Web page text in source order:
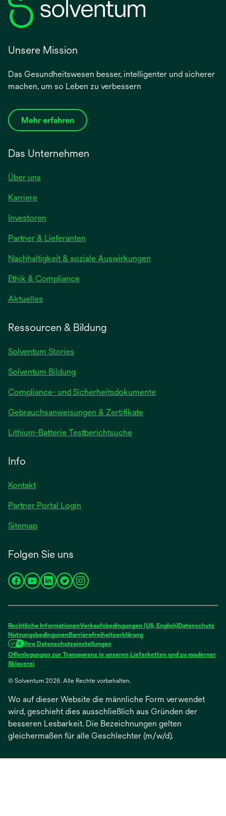
Unsere Mission
Das Gesundheitswesen besser, intelligenter und sicherer
machen, um so Leben zu verbessern
Mehr erfahren
Das Unternehmen
Über uns
Karriere
Investoren
einer
neuen
Registerkarte
geöffnet
Partner & Lieferanten
Nachhaltigkeit & soziale Auswirkungen
Ethik & Compliance
Aktuelles
Registerkarte
Ressourcen & Bildung
Solventum Stories
Solventum Bildung
Compliance- und Sicherheitsdokumente
Gebrauchsanweisungen & Zertifikatewird
Lithium-Batterie Testberichtsuchewird
Info
Kontakt
Partner Portal Login
Sitemap
Folgen Sie uns
wird
neuen
Registerkarte
geöffnet
wird
neuen
Registerkarte
geöffnet
wird
neuen
Registerkarte
geöffnet
wird
neuen
Registerkarte
geöffnet
wird
neuen
Registerkarte
geöffnet
Rechtliche InformationenVerkaufsbedingungen (US, English)Datenschutz
NutzungsbedingunenBarrierefreiheitserklärung
Ihre Datenschutzeinstellungen
Offenlegungen zur Transparenz in unseren Lieferketten und zu moderner
Sklavereiwird
einer
Registerkarte
geöffnet
© Solventum 2026. Alle Rechte vorbehalten.
Wo auf dieser Website die männliche Form verwendet
wird, geschieht dies ausschließlich aus Gründen der
besseren Lesbarkeit. Die Bezeichnungen gelten
gleichermaßen für alle Geschlechter (m/w/d).